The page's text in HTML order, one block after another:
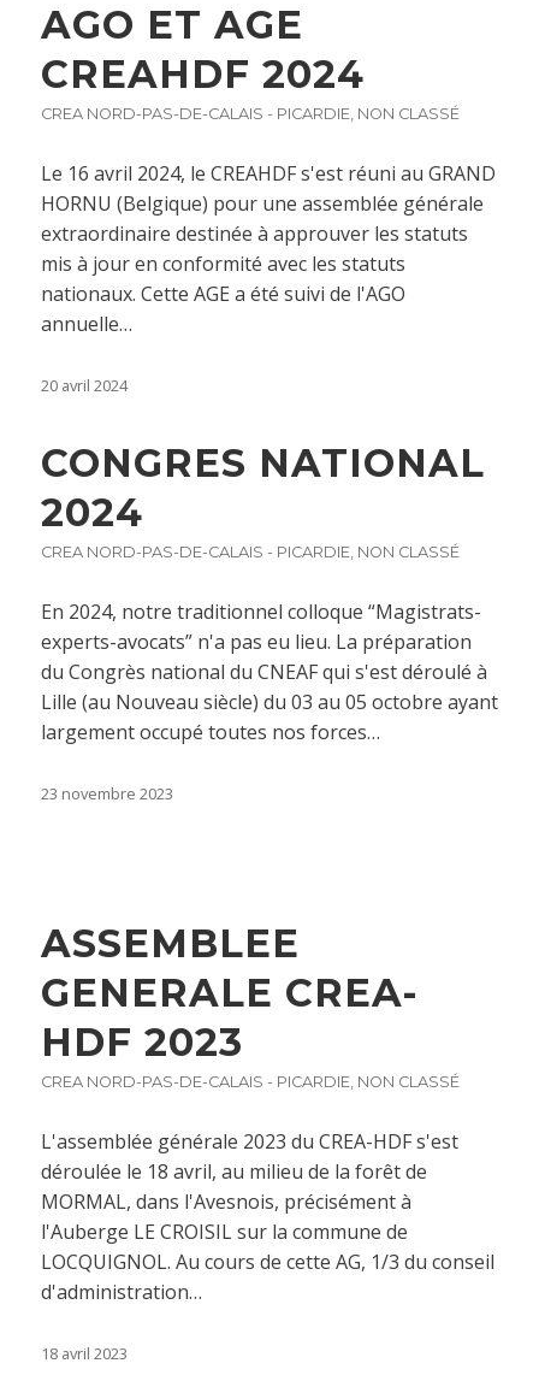
AGO ET AGE
CREAHDF 2024
CREA NORD-PAS-DE-CALAIS - PICARDIE, NON CLASSÉ
Le 16 avril 2024, le CREAHDF s'est réuni au GRAND
HORNU (Belgique) pour une assemblée générale
extraordinaire destinée à approuver les statuts
mis à jour en conformité avec les statuts
nationaux. Cette AGE a été suivi de l'AGO
annuelle…
20 avril 2024
CONGRES NATIONAL
2024
CREA NORD-PAS-DE-CALAIS - PICARDIE, NON CLASSÉ
En 2024, notre traditionnel colloque “Magistrats-
experts-avocats” n'a pas eu lieu. La préparation
du Congrès national du CNEAF qui s'est déroulé à
Lille (au Nouveau siècle) du 03 au 05 octobre ayant
largement occupé toutes nos forces…
23 novembre 2023
ASSEMBLEE
GENERALE CREA-
HDF 2023
CREA NORD-PAS-DE-CALAIS - PICARDIE, NON CLASSÉ
L'assemblée générale 2023 du CREA-HDF s'est
déroulée le 18 avril, au milieu de la forêt de
MORMAL, dans l'Avesnois, précisément à
l'Auberge LE CROISIL sur la commune de
LOCQUIGNOL. Au cours de cette AG, 1/3 du conseil
d'administration…
18 avril 2023